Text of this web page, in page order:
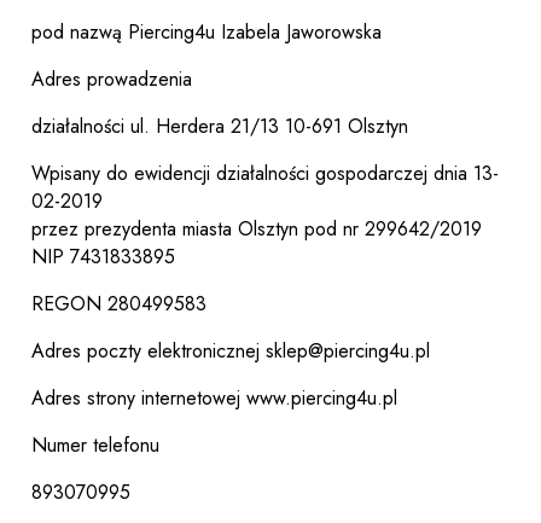
pod nazwą Piercing4u Izabela Jaworowska
Adres prowadzenia
działalności ul. Herdera 21/13 10-691 Olsztyn
Wpisany do ewidencji działalności gospodarczej dnia 13-
02-2019
przez prezydenta miasta Olsztyn pod nr 299642/2019
NIP 7431833895
REGON 280499583
Adres poczty elektronicznej sklep@piercing4u.pl
Adres strony internetowej www.piercing4u.pl
Numer telefonu
893070995